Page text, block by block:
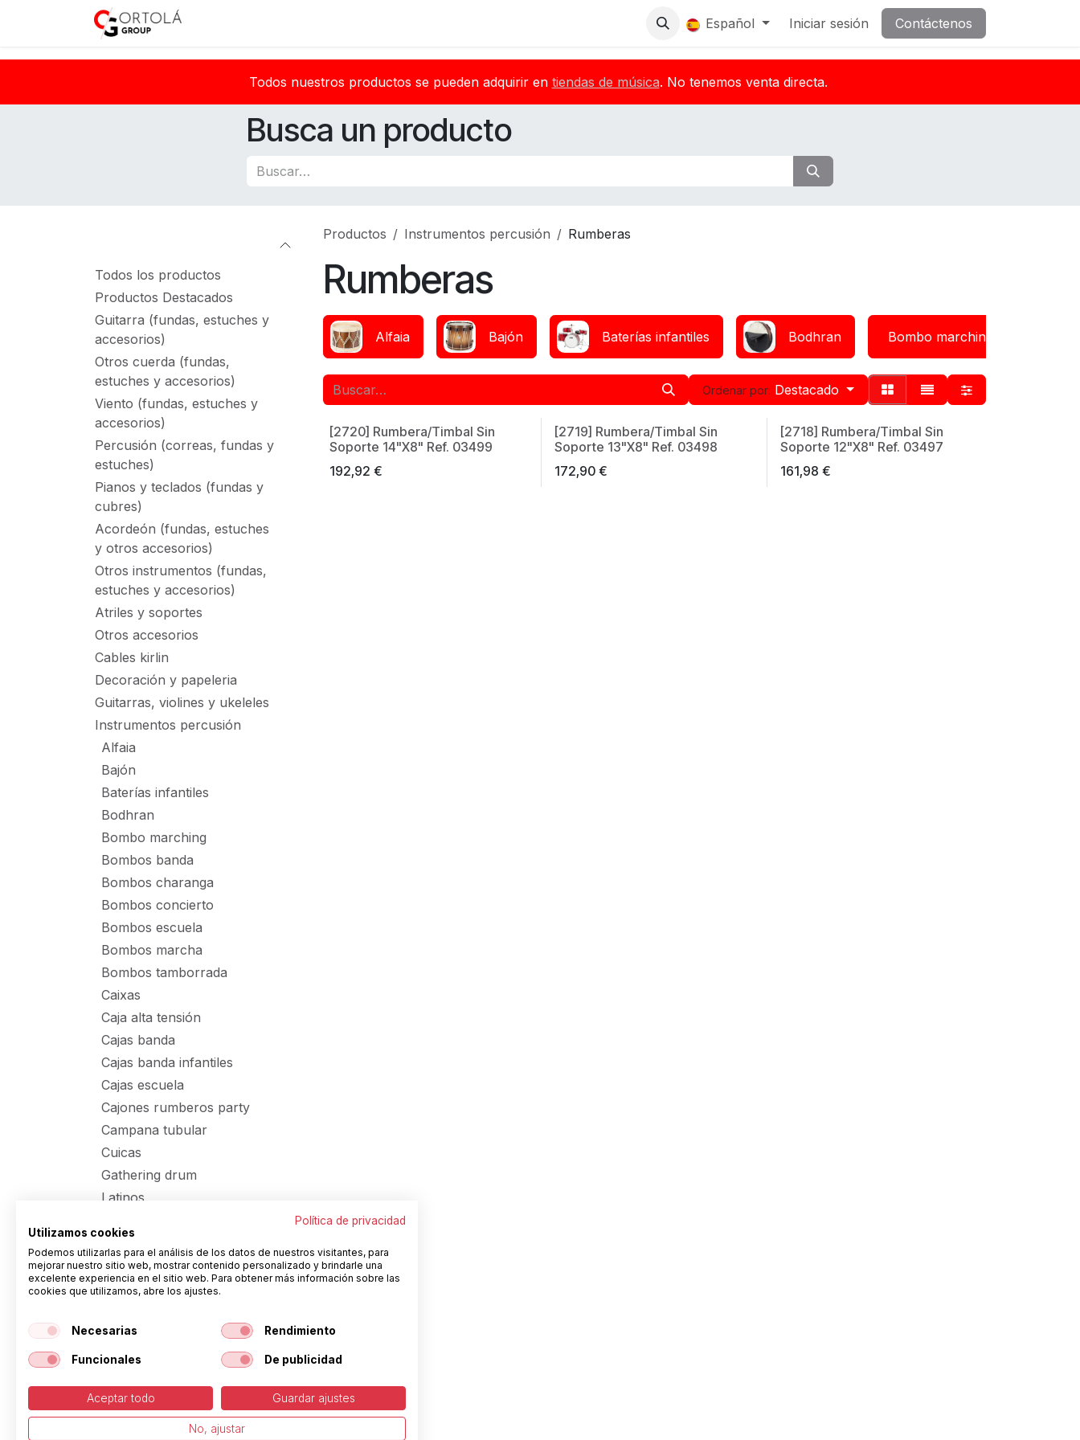
Español Iniciar sesión Contáctenos
Todos nuestros productos se pueden adquirir en tiendas de música. No tenemos venta directa.
Busca un producto
Todos los productos
Productos Destacados
Guitarra (fundas, estuches y
accesorios)
Otros cuerda (fundas,
estuches y accesorios)
Viento (fundas, estuches y
accesorios)
Percusión (correas, fundas y
estuches)
Pianos y teclados (fundas y
cubres)
Acordeón (fundas, estuches
y otros accesorios)
Otros instrumentos (fundas,
estuches y accesorios)
Atriles y soportes
Otros accesorios
Cables kirlin
Decoración y papeleria
Guitarras, violines y ukeleles
Instrumentos percusión
Alfaia
Bajón
Baterías infantiles
Bodhran
Bombo marching
Bombos banda
Bombos charanga
Bombos concierto
Bombos escuela
Bombos marcha
Bombos tamborrada
Caixas
Caja alta tensión
Cajas banda
Cajas banda infantiles
Cajas escuela
Cajones rumberos party
Campana tubular
Cuicas
Gathering drum
Latinos
Panderetas
Panderetas afinables
Panderetas tradicionales
Panderos chamanicos y
Panderos economicos
Panderos parche plástico y
Productos Instrumentos percusión Rumberas
Rumberas
Alfaia Bajón Baterías infantiles Bodhran Bombo marching
Ordenar por: Destacado
Made in Spain
[2720] Rumbera/Timbal Sin
Soporte 14"X8" Ref. 03499
192,92 € Made in Spain
[2719] Rumbera/Timbal Sin
Soporte 13"X8" Ref. 03498
172,90 € Made in Spain
[2718] Rumbera/Timbal Sin
Soporte 12"X8" Ref. 03497
161,98 €
Política de privacidad
Utilizamos cookies
Podemos utilizarlas para el análisis de los datos de nuestros visitantes, para
mejorar nuestro sitio web, mostrar contenido personalizado y brindarle una
excelente experiencia en el sitio web. Para obtener más información sobre las
cookies que utilizamos, abre los ajustes.
Necesarias Rendimiento
Funcionales De publicidad
Aceptar todo Guardar ajustes
No, ajustar